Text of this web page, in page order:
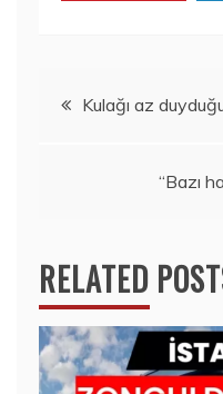
YazıKulağı az
“Bazı
RELATED